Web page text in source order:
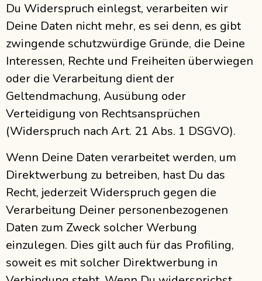
Du Widerspruch einlegst, verarbeiten wir
Deine Daten nicht mehr, es sei denn, es gibt
zwingende schutzwürdige Gründe, die Deine
Interessen, Rechte und Freiheiten überwiegen
oder die Verarbeitung dient der
Geltendmachung, Ausübung oder
Verteidigung von Rechtsansprüchen
(Widerspruch nach Art. 21 Abs. 1 DSGVO).
Wenn Deine Daten verarbeitet werden, um
Direktwerbung zu betreiben, hast Du das
Recht, jederzeit Widerspruch gegen die
Verarbeitung Deiner personenbezogenen
Daten zum Zweck solcher Werbung
einzulegen. Dies gilt auch für das Profiling,
soweit es mit solcher Direktwerbung in